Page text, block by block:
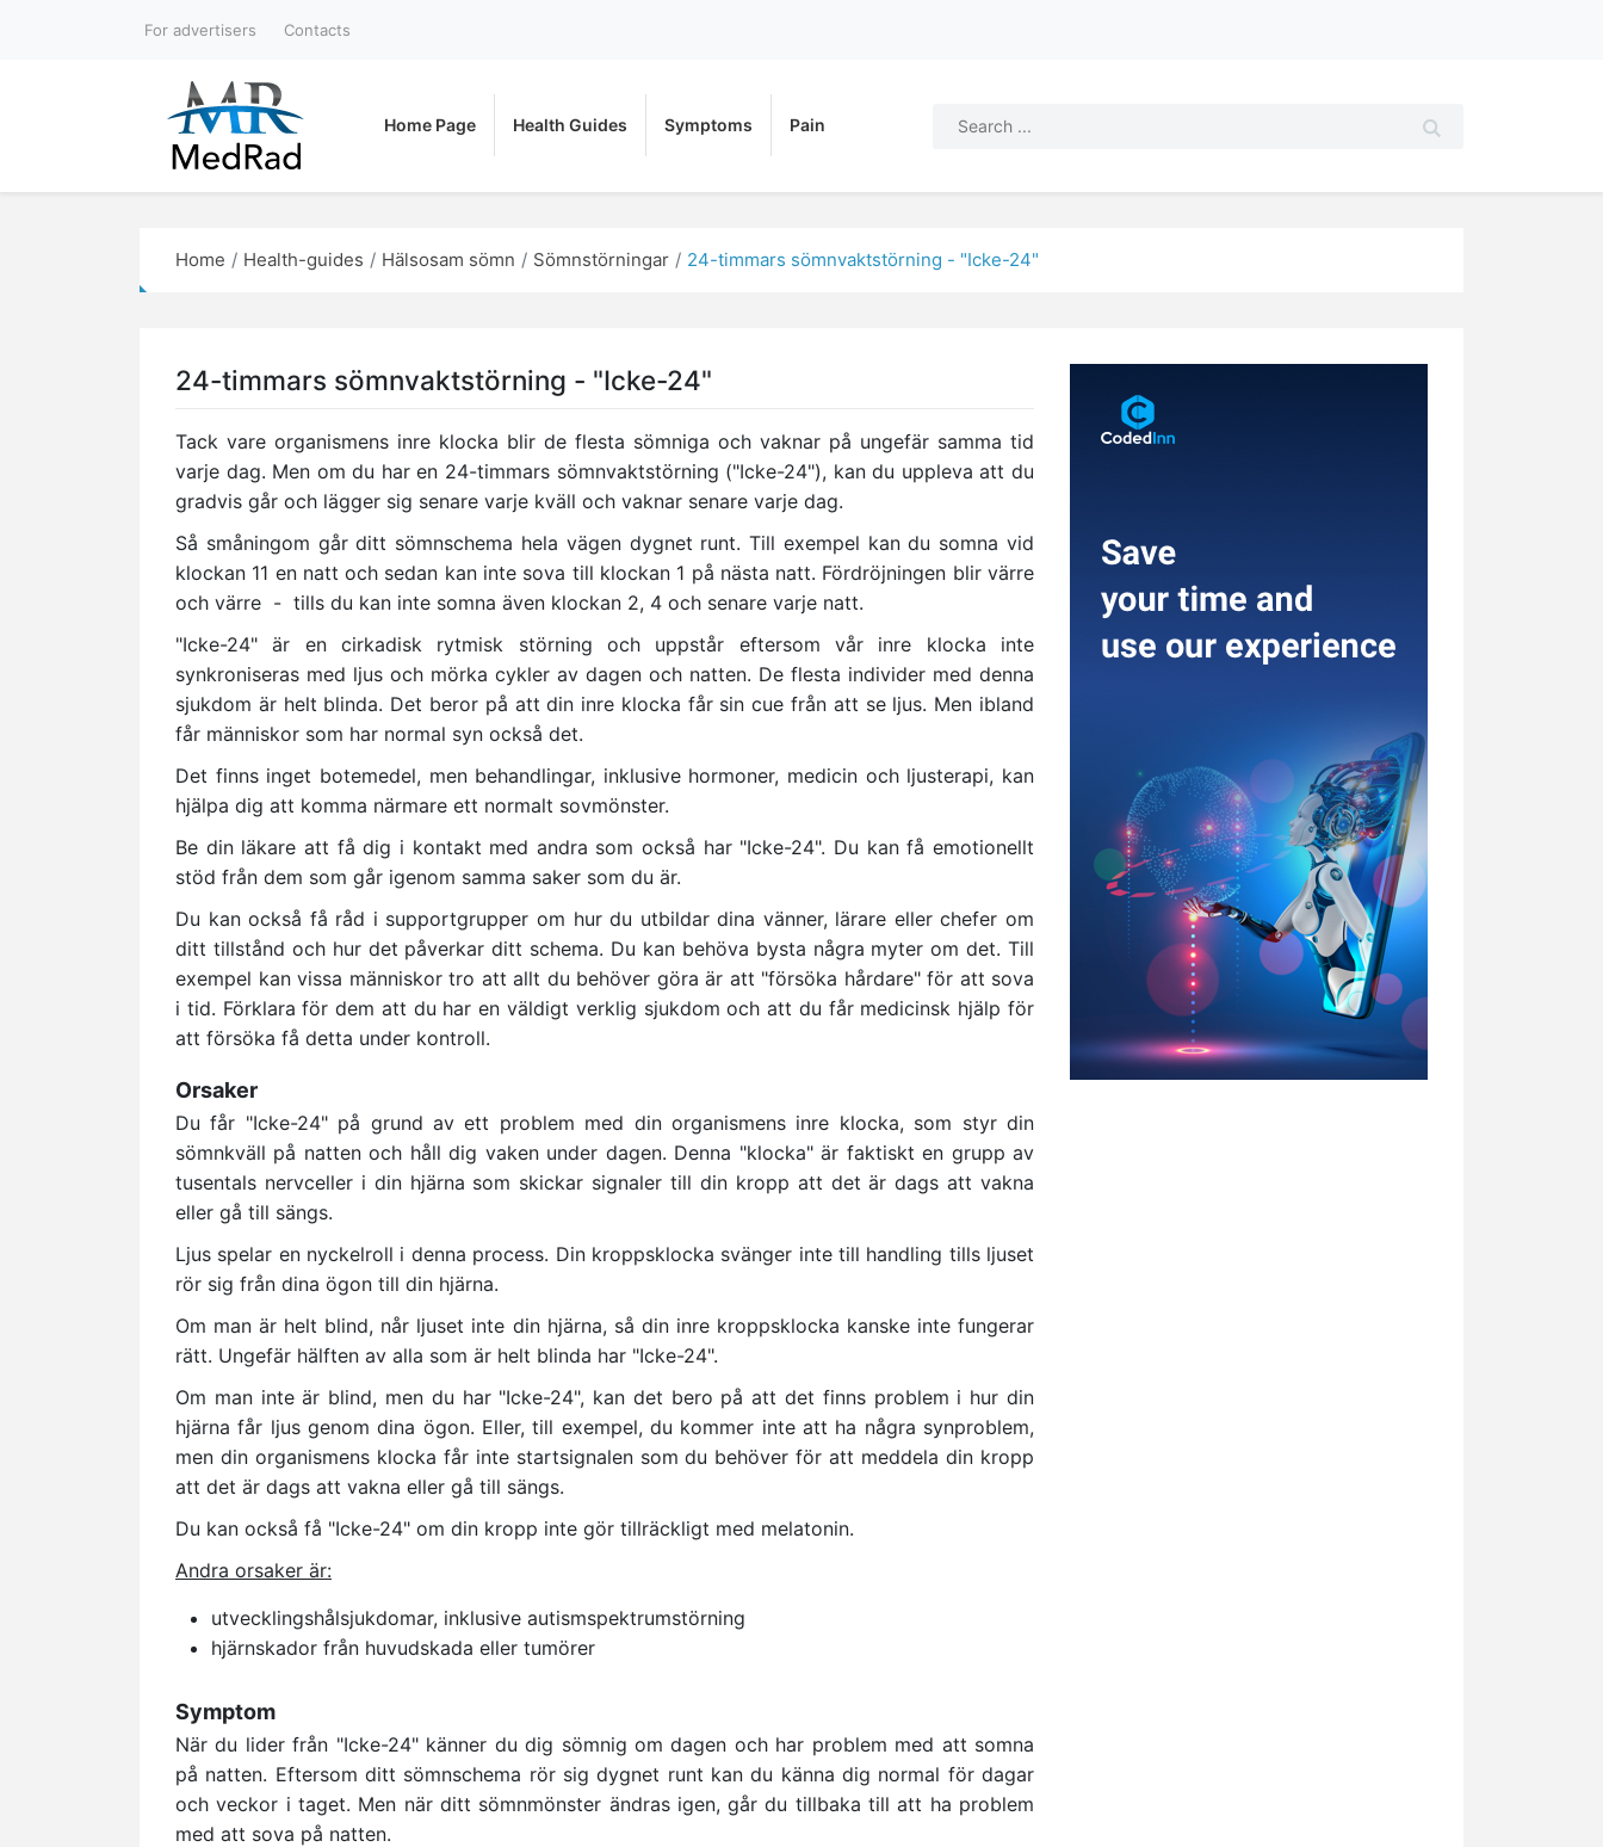
For advertisers Contacts
Home Page Health Guides Symptoms Pain
Home Health-guides Hälsosam sömn Sömnstörningar 24-timmars sömnvaktstörning - "Icke-24"
24-timmars sömnvaktstörning - "Icke-24"
Tack vare organismens inre klocka blir de flesta sömniga och vaknar på ungefär samma tid
varje dag. Men om du har en 24-timmars sömnvaktstörning ("Icke-24"), kan du uppleva att du
gradvis går och lägger sig senare varje kväll och vaknar senare varje dag.
Så småningom går ditt sömnschema hela vägen dygnet runt. Till exempel kan du somna vid
klockan 11 en natt och sedan kan inte sova till klockan 1 på nästa natt. Fördröjningen blir värre
och värre - tills du kan inte somna även klockan 2, 4 och senare varje natt.
"Icke-24" är en cirkadisk rytmisk störning och uppstår eftersom vår inre klocka inte
synkroniseras med ljus och mörka cykler av dagen och natten. De flesta individer med denna
sjukdom är helt blinda. Det beror på att din inre klocka får sin cue från att se ljus. Men ibland
får människor som har normal syn också det.
Det finns inget botemedel, men behandlingar, inklusive hormoner, medicin och ljusterapi, kan
hjälpa dig att komma närmare ett normalt sovmönster.
Be din läkare att få dig i kontakt med andra som också har "Icke-24". Du kan få emotionellt
stöd från dem som går igenom samma saker som du är.
Du kan också få råd i supportgrupper om hur du utbildar dina vänner, lärare eller chefer om
ditt tillstånd och hur det påverkar ditt schema. Du kan behöva bysta några myter om det. Till
exempel kan vissa människor tro att allt du behöver göra är att "försöka hårdare" för att sova
i tid. Förklara för dem att du har en väldigt verklig sjukdom och att du får medicinsk hjälp för
att försöka få detta under kontroll.
Orsaker
Du får "Icke-24" på grund av ett problem med din organismens inre klocka, som styr din
sömnkväll på natten och håll dig vaken under dagen. Denna "klocka" är faktiskt en grupp av
tusentals nervceller i din hjärna som skickar signaler till din kropp att det är dags att vakna
eller gå till sängs.
Ljus spelar en nyckelroll i denna process. Din kroppsklocka svänger inte till handling tills ljuset
rör sig från dina ögon till din hjärna.
Om man är helt blind, når ljuset inte din hjärna, så din inre kroppsklocka kanske inte fungerar
rätt. Ungefär hälften av alla som är helt blinda har "Icke-24".
Om man inte är blind, men du har "Icke-24", kan det bero på att det finns problem i hur din
hjärna får ljus genom dina ögon. Eller, till exempel, du kommer inte att ha några synproblem,
men din organismens klocka får inte startsignalen som du behöver för att meddela din kropp
att det är dags att vakna eller gå till sängs.
Du kan också få "Icke-24" om din kropp inte gör tillräckligt med melatonin.
Andra orsaker är:
utvecklingshålsjukdomar, inklusive autismspektrumstörning
hjärnskador från huvudskada eller tumörer
Symptom
När du lider från "Icke-24" känner du dig sömnig om dagen och har problem med att somna
på natten. Eftersom ditt sömnschema rör sig dygnet runt kan du känna dig normal för dagar
och veckor i taget. Men när ditt sömnmönster ändras igen, går du tillbaka till att ha problem
med att sova på natten.